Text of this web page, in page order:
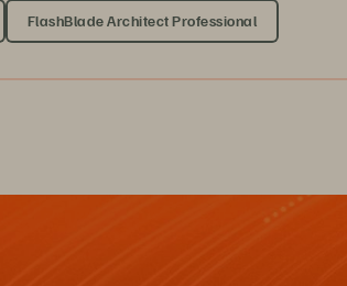
FlashBlade Architect Professional